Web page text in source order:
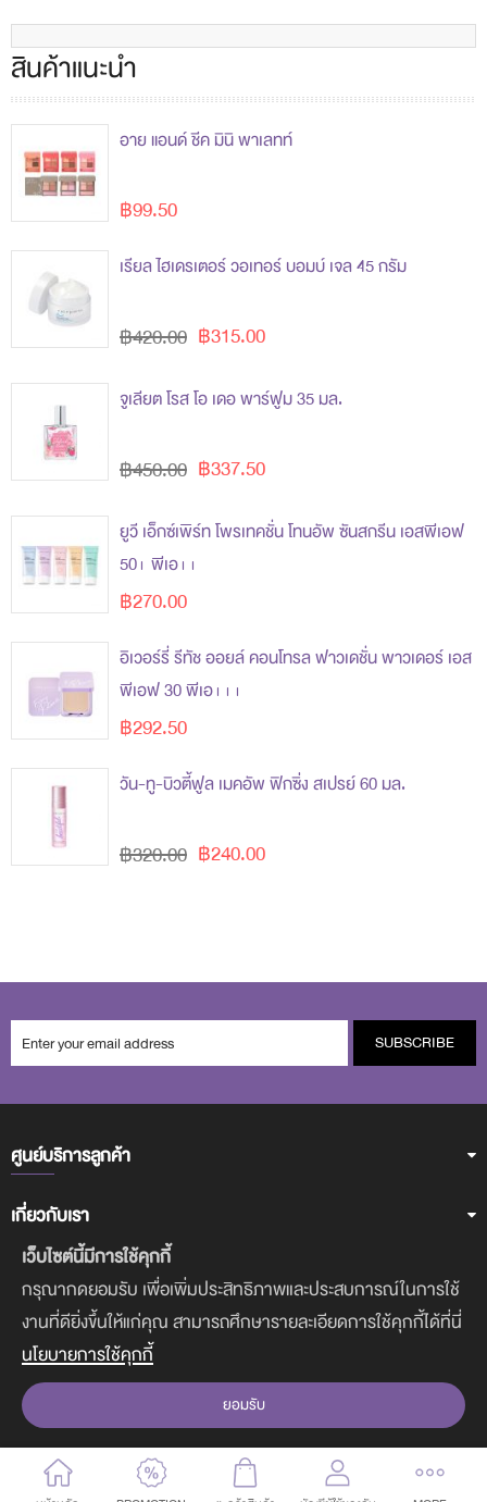
เว็บไซต์นี้มีการใช้คุกกี้
กรุณากดยอมรับ เพื่อเพิ่มประสิทธิภาพและประสบการณ์ในการใช้
งานที่ดียิ่งขึ้นให้แก่คุณ สามารถศึกษารายละเอียดการใช้คุกกี้ได้ที่นี่
นโยบายการใช้คุกกี้
ยอมรับ
สินค้าแนะนำ
อาย แอนด์ ชีค มินิ พาเลทท์
฿99.50
เรียล ไฮเดรเตอร์ วอเทอร์ บอมบ์ เจล 45 กรัม
฿315.00
฿420.00
จูเลียต โรส โอ เดอ พาร์ฟูม 35 มล.
฿337.50
฿450.00
ยูวี เอ็กซ์เพิร์ท โพรเทคชั่น โทนอัพ ซันสกรีน เอสพีเอฟ
50+ พีเอ++
฿270.00
อิเวอร์รี่ รีทัช ออยล์ คอนโทรล ฟาวเดชั่น พาวเดอร์ เอส
พีเอฟ 30 พีเอ+++
฿292.50
วัน-ทู-บิวตี้ฟูล เมคอัพ ฟิกซิ่ง สเปรย์ 60 มล.
฿240.00
฿320.00
SUBSCRIBE
ศูนย์บริการลูกค้า
เกี่ยวกับเรา
ฝ่ายบริการลูกค้า
ดาวน์โหลดแอพฯ
COPYRIGHT © 2017-2020 CUTE PRESS. ALL RIGHTS RESERVED.